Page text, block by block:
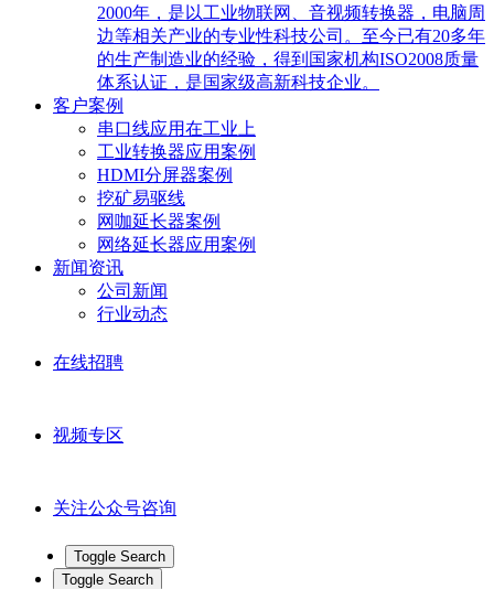
2000年，是以工业物联网、音视频转换器，电脑周
边等相关产业的专业性科技公司。至今已有20多年
的生产制造业的经验，得到国家机构ISO2008质量
体系认证，是国家级高新科技企业。
客户案例
串口线应用在工业上
工业转换器应用案例
HDMI分屏器案例
挖矿易驱线
网咖延长器案例
网络延长器应用案例
新闻资讯
公司新闻
行业动态
在线招聘
视频专区
关注公众号咨询
Toggle Search
Toggle Search